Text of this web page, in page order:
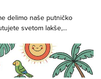
delimo naše putničko
svetom lakše,...